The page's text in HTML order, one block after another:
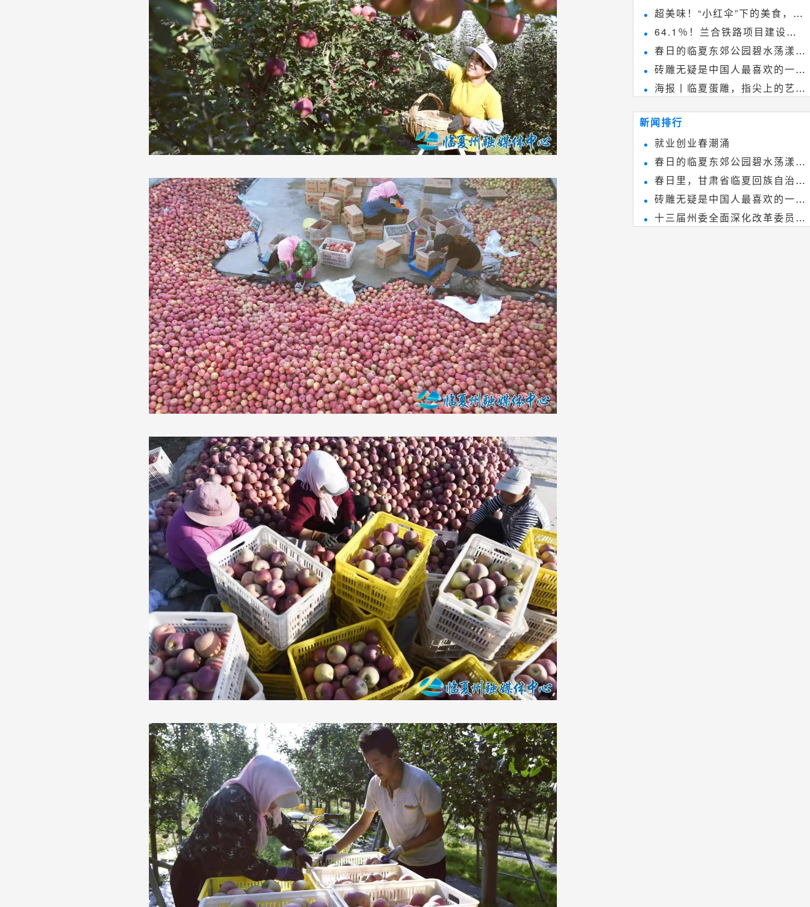
超美味！“小红伞”下的美食，绝
不能错过~
64.1％！兰合铁路项目建设加
速推进
春日的临夏东郊公园碧水荡漾、
春花烂漫
砖雕无疑是中国人最喜欢的一种
雕刻艺术，它不仅是民间实用美术
和建筑装饰艺术的有机结合，更成
为中国建筑史上彰品东方美不可磨
灭的一笔。一方青砖里不仅藏着广
海报丨临夏蛋雕，指尖上的艺术
~
新闻排行
就业创业春潮涌
春日的临夏东郊公园碧水荡漾、
春花烂漫
春日里，甘肃省临夏回族自治州
境内的刘家峡大桥，壮观美丽!
砖雕无疑是中国人最喜欢的一种
雕刻艺术，它不仅是民间实用美术
十三届州委全面深化改革委员会